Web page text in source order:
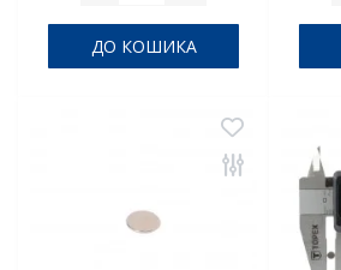
ДО КОШИКА